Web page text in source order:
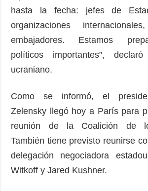
hasta la fecha: jefes de
organizaciones
embajadores. Estamos
políticos importantes”,
ucraniano.
Como se informó, el
Zelensky llegó hoy a París para
reunión de la Coalición de
También tiene previsto reunirse
delegación negociadora
Witkoff y Jared Kushner.